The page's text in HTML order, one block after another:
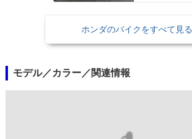
ホンダのバイクをすべて見る
モデル／カラー／関連情報